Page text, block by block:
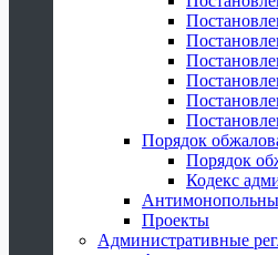
Порядок
Порядок
Кодекс
Проекты
Административные